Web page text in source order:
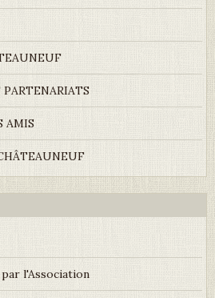
AMIS
l'Association